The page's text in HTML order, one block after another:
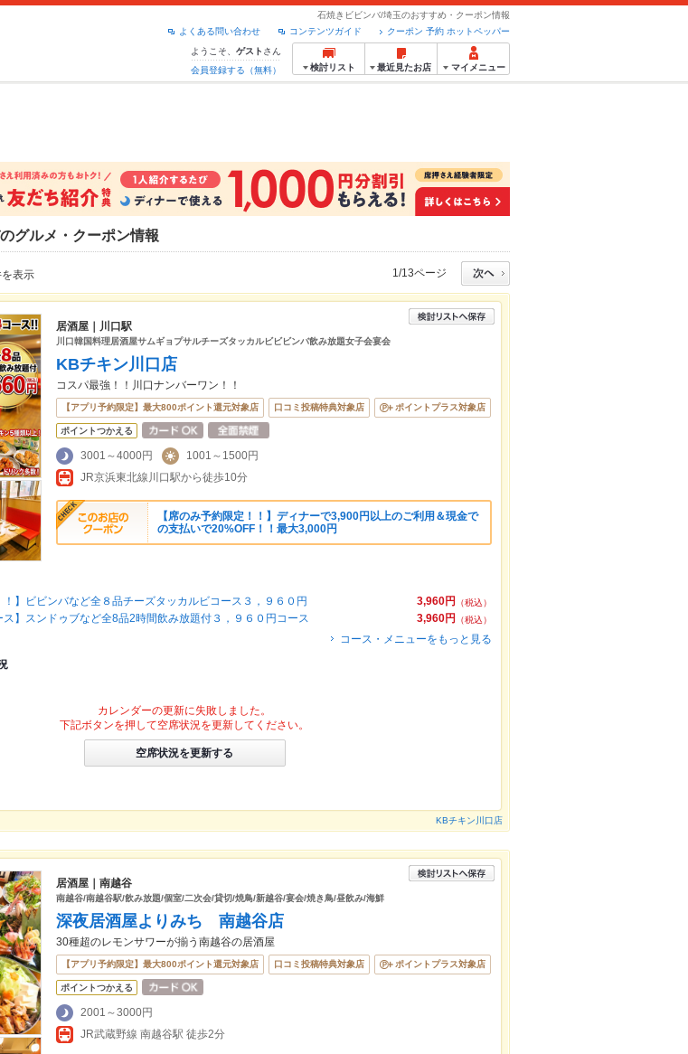
石焼きビビンバ/埼玉のおすすめ・クーポン情報
クーポン 予約 ホットペッパー
コンテンツガイド
よくある問い合わせ
ようこそ、 ゲスト さん
会員登録する（無料）
検討リスト 最近見たお店 マイメニュー
グルメ・クーポン情報
表示 1/13ページ
居酒屋｜川口駅
川口韓国料理居酒屋サムギョプサルチーズタッカルビビビンバ飲み放題女子会宴会
KBチキン川口店
コスパ最強！！川口ナンバーワン！！
【アプリ予約限定】最大800ポイント還元対象店 口コミ投稿特典対象店 ポイントプラス対象店
ポイントつかえる
3001～4000円
1001～1500円
JR京浜東北線川口駅から徒歩10分
【席のみ予約限定！！】ディナーで3,900円以上のご利用＆現金で
の支払いで20%OFF！！最大3,000円
3,960円
（税込）
！】ビビンバなど全８品チーズタッカルビコース３，９６０円
3,960円
（税込）
ス】スンドゥブなど全8品2時間飲み放題付３，９６０円コース
コース・メニューをもっと見る
カレンダーの更新に失敗しました。
下記ボタンを押して空席状況を更新してください。
空席状況を更新する
KBチキン川口店
居酒屋｜南越谷
南越谷/南越谷駅/飲み放題/個室/二次会/貸切/焼鳥/新越谷/宴会/焼き鳥/昼飲み/海鮮
深夜居酒屋よりみち 南越谷店
30種超のレモンサワーが揃う南越谷の居酒屋
【アプリ予約限定】最大800ポイント還元対象店 口コミ投稿特典対象店 ポイントプラス対象店
ポイントつかえる
2001～3000円
JR武蔵野線 南越谷駅 徒歩2分